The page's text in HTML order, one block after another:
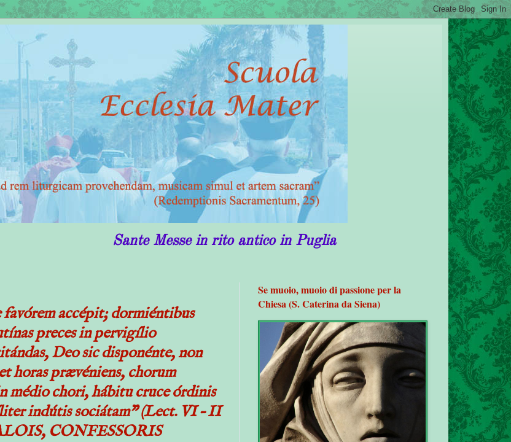
Sante Messe in rito antico in Puglia
accépit; dormiéntibus
preces in pervigílio
Deo sic disponénte, non
horas prævéniens, chorum
médio chori, hábitu cruce órdinis
indútis sociátam” (Lect. VI – II
CONFESSORIS
Se muoio, muoio di passione per la
Chiesa (S. Caterina da Siena)